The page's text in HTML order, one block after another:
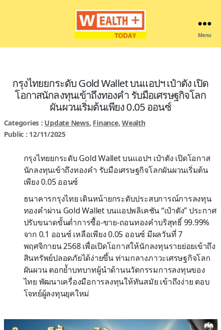
Menu
กรุงไทยยกระดับ Gold Wallet บนแอปฯ เป๋าตัง เปิด
โอกาสนักลงทุนเข้าถึงทองคำ รับมือเศรษฐกิจโลก
ผันผวนเริ่มต้นเพียง 0.05 ออนซ์
Categories : Update News, Finance,Wealth
Public : 12/11/2025
กรุงไทยยกระดับ Gold Wallet บนแอปฯ เป๋าตัง เปิดโอกาส
นักลงทุนเข้าถึงทองคำ รับมือเศรษฐกิจโลกผันผวนเริ่มต้น
เพียง 0.05 ออนซ์
ธนาคารกรุงไทย เดินหน้ายกระดับประสบการณ์การลงทุน
ทองคำผ่าน Gold Wallet บนแอปพลิเคชัน “เป๋าตัง” ประกาศ
ปรับขนาดขั้นต่ำการซื้อ-ขาย-ถอนทองคำบริสุทธิ์ 99.99%
จาก 0.1 ออนซ์ เหลือเพียง 0.05 ออนซ์ มีผลวันที่ 7
พฤศจิกายน 2568 เพื่อเปิดโอกาสให้นักลงทุนรายย่อยเข้าถึง
สินทรัพย์ปลอดภัยได้ง่ายขึ้น ท่ามกลางภาวะเศรษฐกิจโลก
ผันผวน ตอกย้ำบทบาทผู้นำด้านนวัตกรรมการลงทุนของ
ไทย พัฒนาเครื่องมือการลงทุนให้ทันสมัย เข้าถึงง่าย ตอบ
โจทย์ผู้ลงทุนยุคใหม่